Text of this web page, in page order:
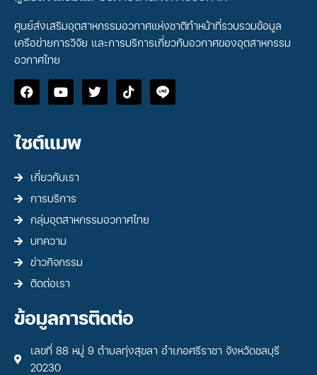
ศูนย์ส่งเสริมอุตสาหกรรมอวกาศแห่งชาติทำหน้าที่รวบรวมข้อมูล
เครือข่ายการวิจัย และการบริการเกี่ยวกับอวกาศของอุตสาหกรรม
อวกาศไทย
ไซต์แมพ
เกี่ยวกับเรา
การบริการ
กลุ่มอุตสาหกรรมอวกาศไทย
บทความ
ข่าวกิจกรรม
ติดต่อเรา
ข้อมูลการติดต่อ
เลขที่ 88 หมู่ 9 ตำบลทุ่งสุขลา อำเภอศรีราชา จังหวัดชลบุรี
20230